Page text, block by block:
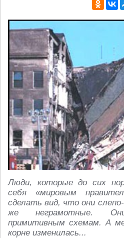
Люди, которые до сих
себя «мировым
сделать вид, что они
же неграмотные.
примитивным схемам. А
корне изменилась...